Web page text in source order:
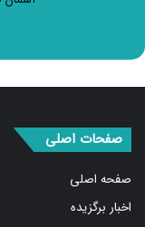
صفحات اصلی
صفحه اصلی
اخبار برگزیده